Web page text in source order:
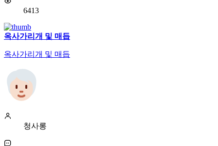
6413
옥사가리개 및 매듭
옥사가리개 및 매듭
청사롱